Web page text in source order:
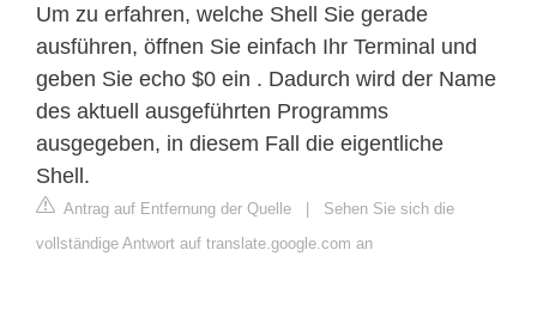
Um zu erfahren, welche Shell Sie gerade
ausführen, öffnen Sie einfach Ihr Terminal und
geben Sie echo $0 ein . Dadurch wird der Name
des aktuell ausgeführten Programms
ausgegeben, in diesem Fall die eigentliche
Shell.
Antrag auf Entfernung der Quelle | Sehen Sie sich die
vollständige Antwort auf translate.google.com an